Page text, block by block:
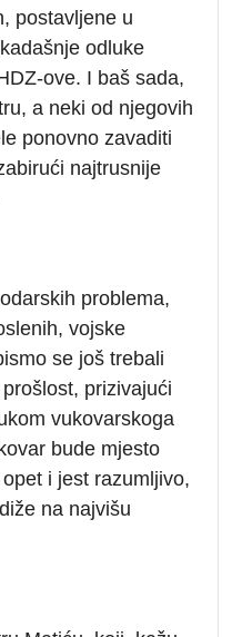
postavljene u
odluke
ove. I baš sada,
a neki od njegovih
ponovno zavaditi
najtrusnije
problema,
vojske
se još trebali
prizivajući
vukovarskoga
bude mjesto
i jest razumljivo,
na najvišu